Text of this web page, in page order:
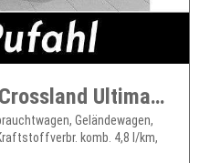
Opel Crossland X Crossland Ultimate Vollausstattung alle Extras
Geländewagen,
komb. 4,8 l/km,